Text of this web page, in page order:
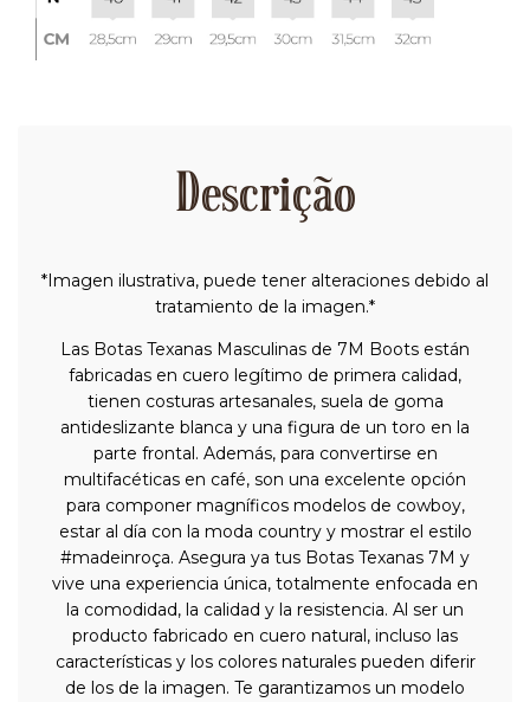
Descrição
*Imagen ilustrativa, puede tener alteraciones debido al
tratamiento de la imagen.*
Las Botas Texanas Masculinas de 7M Boots están
fabricadas en cuero legítimo de primera calidad,
tienen costuras artesanales, suela de goma
antideslizante blanca y una figura de un toro en la
parte frontal. Además, para convertirse en
multifacéticas en café, son una excelente opción
para componer magníficos modelos de cowboy,
estar al día con la moda country y mostrar el estilo
#madeinroça. Asegura ya tus Botas Texanas 7M y
vive una experiencia única, totalmente enfocada en
la comodidad, la calidad y la resistencia. Al ser un
producto fabricado en cuero natural, incluso las
características y los colores naturales pueden diferir
de los de la imagen. Te garantizamos un modelo